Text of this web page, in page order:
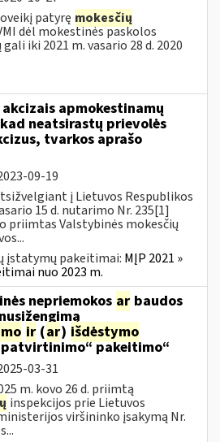
patyrę mokesčių
dėl mokestinės paskolos
iki 2021 m. vasario 28 d. 2020
apmokestinamų
neatsirastų prievolės
tvarkos aprašo
09-19
į Lietuvos Respublikos
15 d. nutarimo Nr. 235[1]
priimtas Valstybinės mokesčių
įstatymų pakeitimai: MĮP 2021 »
nuo 2023 m.
nepriemokos ar baudos
ir (ar) išdėstymo
pakeitimo“
03-31
m. kovo 26 d. priimtą
inspekcijos prie Lietuvos
viršininko įsakymą Nr.